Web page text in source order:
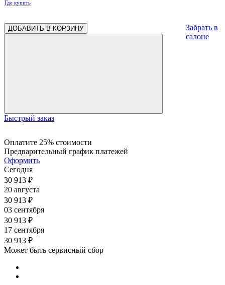
Где купить
ДОБАВИТЬ В КОРЗИНУ
Быстрый заказ
Забрать в
салоне
Оплатите 25% стоимости
Предварительный график платежей
Оформить
Сегодня
30 913 ₽
20 августа
30 913 ₽
03 сентября
30 913 ₽
17 сентября
30 913 ₽
Может быть сервисный сбор